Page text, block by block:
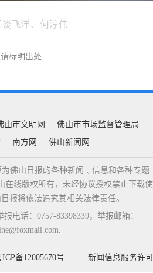
飞洋、何淳伟
标明出处
山市文明网
佛山市市场监督管理局
南方网 佛山新闻网
佛山日报的各种新闻﹑信息和各种专题
在线版权所有，未经协议授权禁止下载使
报将依法追究其相关法律责任。
电话：0757-83398339，举报邮箱：
ICP备12005670号 新闻信息服务许